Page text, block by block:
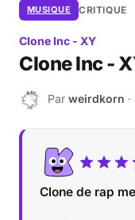
MUSIQUE CRITIQUE
Clone Inc - XY
Clone Inc -
W Par weirdkorn
Clone de rap